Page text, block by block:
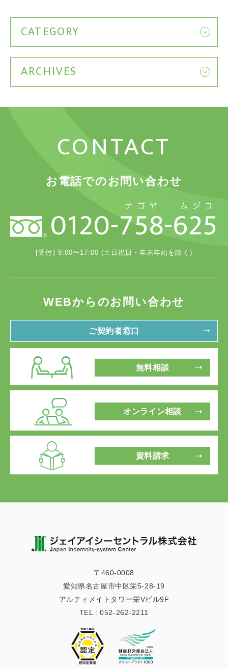
CATEGORY
ARCHIVES
CONTACT
お電話でのお問い合わせ
[受付] 9:00〜17:00 (土日祝日・年末年始を除く)
WEBからのお問い合わせ
ご契約者窓口
無料相談
オンライン相談
資料請求
〒460-0008
愛知県名古屋市中区栄5-28-19
アルティメイトタワー栄Vビル9F
TEL :052-262-2211